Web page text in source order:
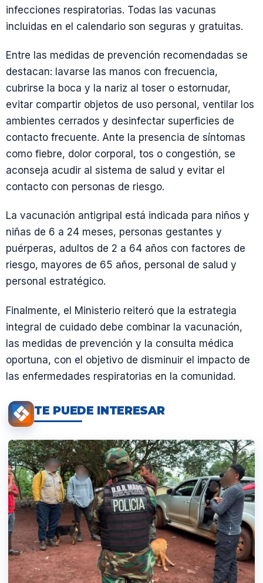
infecciones respiratorias. Todas las vacunas
incluidas en el calendario son seguras y gratuitas.
Entre las medidas de prevención recomendadas se
destacan: lavarse las manos con frecuencia,
cubrirse la boca y la nariz al toser o estornudar,
evitar compartir objetos de uso personal, ventilar los
ambientes cerrados y desinfectar superficies de
contacto frecuente. Ante la presencia de síntomas
como fiebre, dolor corporal, tos o congestión, se
aconseja acudir al sistema de salud y evitar el
contacto con personas de riesgo.
La vacunación antigripal está indicada para niños y
niñas de 6 a 24 meses, personas gestantes y
puérperas, adultos de 2 a 64 años con factores de
riesgo, mayores de 65 años, personal de salud y
personal estratégico.
Finalmente, el Ministerio reiteró que la estrategia
integral de cuidado debe combinar la vacunación,
las medidas de prevención y la consulta médica
oportuna, con el objetivo de disminuir el impacto de
las enfermedades respiratorias en la comunidad.
TE PUEDE INTERESAR